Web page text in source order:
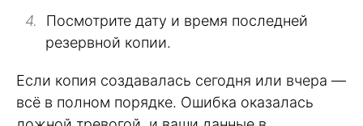
Посмотрите дату и время последней
резервной копии.
Если копия создавалась сегодня или вчера —
всё в полном порядке. Ошибка оказалась